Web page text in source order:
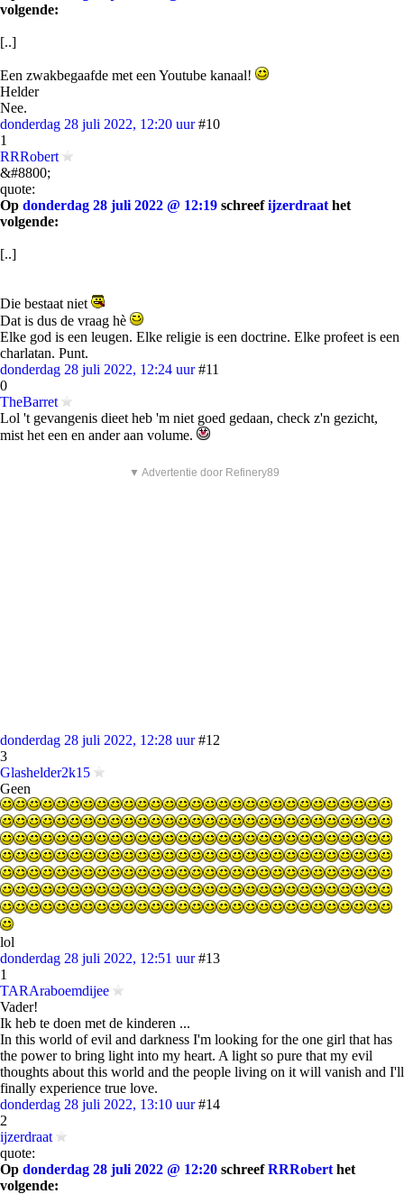
volgende:
[..]
Een zwakbegaafde met een Youtube kanaal!
Helder
Nee.
donderdag 28 juli 2022, 12:20 uur #10
1
RRRobert
&#8800;
quote:
Op donderdag 28 juli 2022 @ 12:19 schreefijzerdraat het
volgende:
[..]
Die bestaat niet
Dat is dus de vraag hè
Elke god is een leugen. Elke religie is een doctrine. Elke profeet is een
charlatan. Punt.
donderdag 28 juli 2022, 12:24 uur #11
0
TheBarret
Lol 't gevangenis dieet heb 'm niet goed gedaan, check z'n gezicht,
mist het een en ander aan volume.
▼ Advertentie door Refinery89
donderdag 28 juli 2022, 12:28 uur #12
3
Glashelder2k15
Geen
lol
donderdag 28 juli 2022, 12:51 uur #13
1
TARAraboemdijee
Vader!
Ik heb te doen met de kinderen ...
In this world of evil and darkness I'm looking for the one girl that has
the power to bring light into my heart. A light so pure that my evil
thoughts about this world and the people living on it will vanish and I'll
finally experience true love.
donderdag 28 juli 2022, 13:10 uur #14
2
ijzerdraat
quote:
Op donderdag 28 juli 2022 @ 12:20 schreefRRRobert het
volgende: